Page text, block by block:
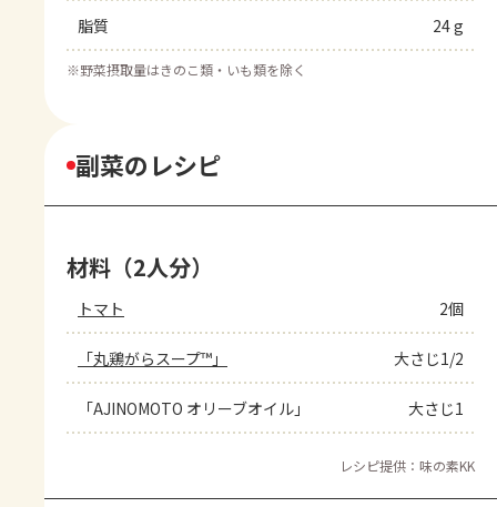
脂質 24 g
※野菜摂取量はきのこ類・いも類を除く
副菜のレシピ
材料（2人分）
トマト 2個
「丸鶏がらスープ™」 大さじ1/2
「AJINOMOTO オリーブオイル」 大さじ1
レシピ提供：味の素KK